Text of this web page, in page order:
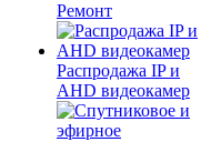
Ремонт
Распродажа IP и
AHD видеокамер